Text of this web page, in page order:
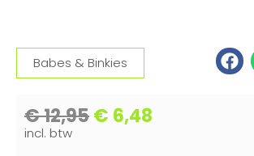
Babes & Binkies
€12,95€ 6,48
incl. btw